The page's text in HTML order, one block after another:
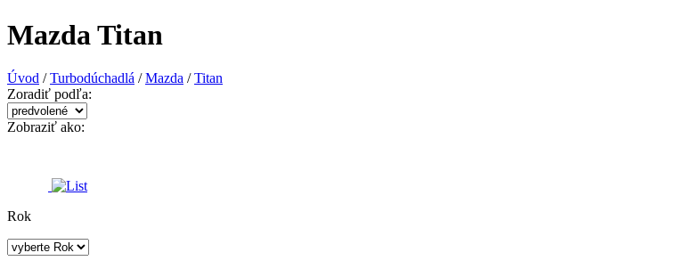
Mazda Titan
Úvod / Turbodúchadlá / Mazda / Titan
Zoradiť podľa:
Zobraziť ako:
Rok